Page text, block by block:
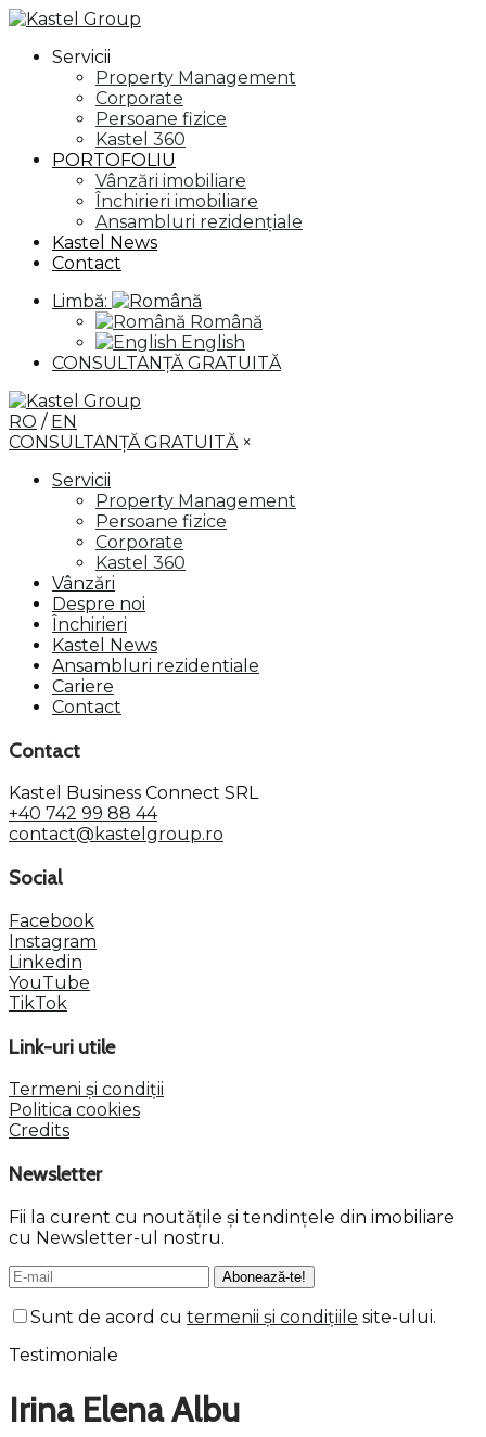
Servicii
Property Management
Corporate
Persoane fizice
Kastel 360
PORTOFOLIU
Vânzări imobiliare
Închirieri imobiliare
Ansambluri rezidențiale
Kastel News
Contact
Limbă:
Română
English
CONSULTANȚĂ GRATUITĂ
RO / EN
CONSULTANȚĂ GRATUITĂ ×
Servicii
Property Management
Persoane fizice
Corporate
Kastel 360
Vânzări
Despre noi
Închirieri
Kastel News
Ansambluri rezidentiale
Cariere
Contact
Contact
Kastel Business Connect SRL
+40 742 99 88 44
contact@kastelgroup.ro
Social
Facebook
Instagram
Linkedin
YouTube
TikTok
Link-uri utile
Termeni și condiții
Politica cookies
Credits
Newsletter
Fii la curent cu noutățile și tendințele din imobiliare
cu Newsletter-ul nostru.
Sunt de acord cu termenii și condițiile site-ului.
Testimoniale
Irina Elena Albu